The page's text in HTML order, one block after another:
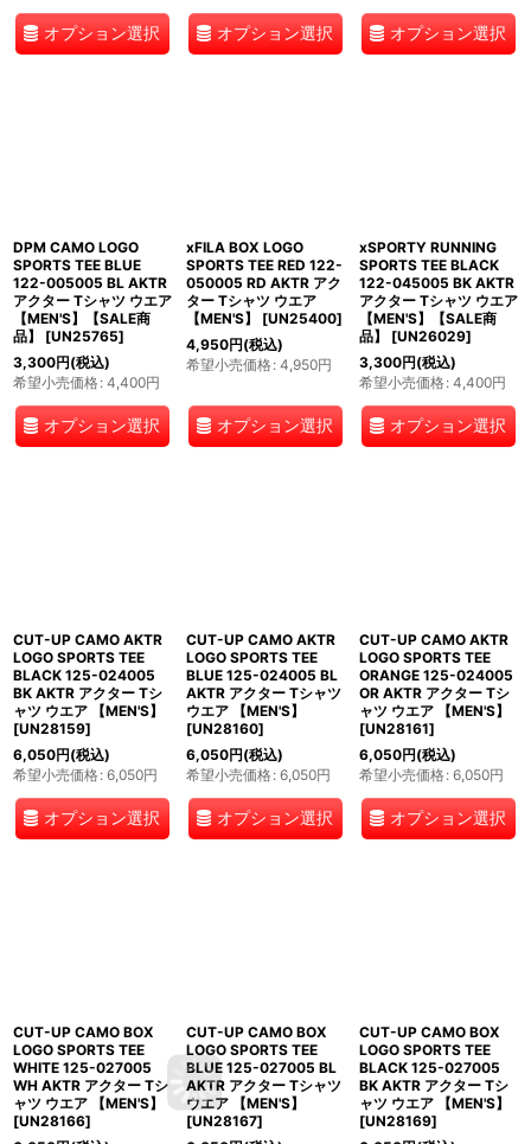
オプション選択 オプション選択 オプション選択
DPM CAMO LOGO
SPORTS TEE BLUE
122-005005 BL AKTR
アクター Tシャツ ウエア
【MEN'S】【SALE商
品】
[UN25765]
3,300円(税込)
希望小売価格: 4,400円
オプション選択
xFILA BOX LOGO
SPORTS TEE RED 122-
050005 RD AKTR アク
ター Tシャツ ウエア
【MEN'S】
[UN25400]
4,950円(税込)
希望小売価格: 4,950円
オプション選択
xSPORTY RUNNING
SPORTS TEE BLACK
122-045005 BK AKTR
アクター Tシャツ ウエア
【MEN'S】【SALE商
品】
[UN26029]
3,300円(税込)
希望小売価格: 4,400円
オプション選択
CUT-UP CAMO AKTR
LOGO SPORTS TEE
BLACK 125-024005
BK AKTR アクター Tシ
ャツ ウエア 【MEN'S】
[UN28159]
6,050円(税込)
希望小売価格: 6,050円
オプション選択
CUT-UP CAMO AKTR
LOGO SPORTS TEE
BLUE 125-024005 BL
AKTR アクター Tシャツ
ウエア 【MEN'S】
[UN28160]
6,050円(税込)
希望小売価格: 6,050円
オプション選択
CUT-UP CAMO AKTR
LOGO SPORTS TEE
ORANGE 125-024005
OR AKTR アクター Tシ
ャツ ウエア 【MEN'S】
[UN28161]
6,050円(税込)
希望小売価格: 6,050円
オプション選択
CUT-UP CAMO BOX
LOGO SPORTS TEE
WHITE 125-027005
WH AKTR アクター Tシ
ャツ ウエア 【MEN'S】
[UN28166]
CUT-UP CAMO BOX
LOGO SPORTS TEE
BLUE 125-027005 BL
AKTR アクター Tシャツ
ウエア 【MEN'S】
[UN28167]
CUT-UP CAMO BOX
LOGO SPORTS TEE
BLACK 125-027005
BK AKTR アクター Tシ
ャツ ウエア 【MEN'S】
[UN28169]